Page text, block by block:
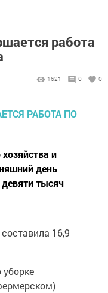
работа
1621 0 0
и
день
тысяч
16,9